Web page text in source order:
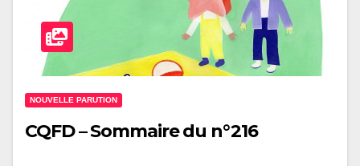
NOUVELLE PARUTION
CQFD – Sommaire du n°216